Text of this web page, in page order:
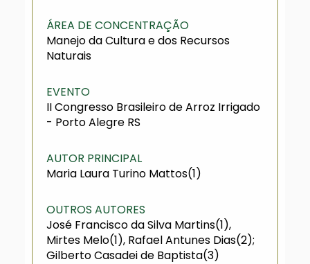
ÁREA DE CONCENTRAÇÃO
Manejo da Cultura e dos Recursos
Naturais
EVENTO
II Congresso Brasileiro de Arroz Irrigado
- Porto Alegre RS
AUTOR PRINCIPAL
Maria Laura Turino Mattos(1)
OUTROS AUTORES
José Francisco da Silva Martins(1),
Mirtes Melo(1), Rafael Antunes Dias(2);
Gilberto Casadei de Baptista(3)